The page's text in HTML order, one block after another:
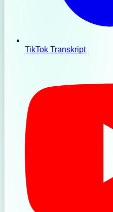
TikTok Transkript